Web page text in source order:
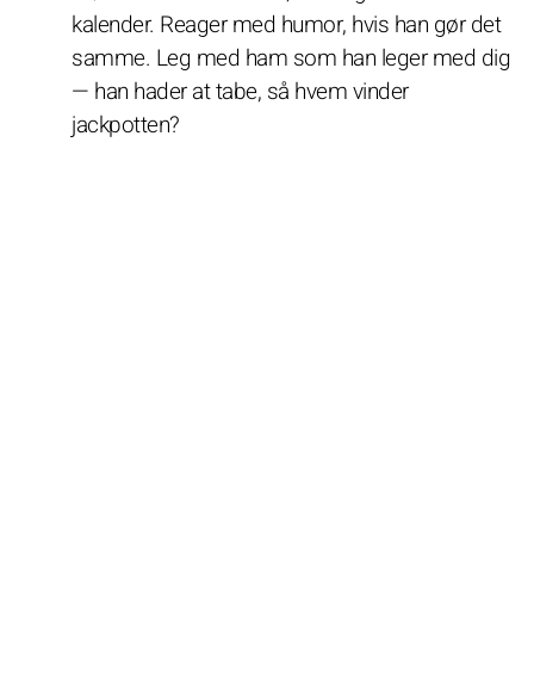
kalender. Reager med humor, hvis han gør det
samme. Leg med ham som han leger med dig
— han hader at tabe, så hvem vinder
jackpotten?